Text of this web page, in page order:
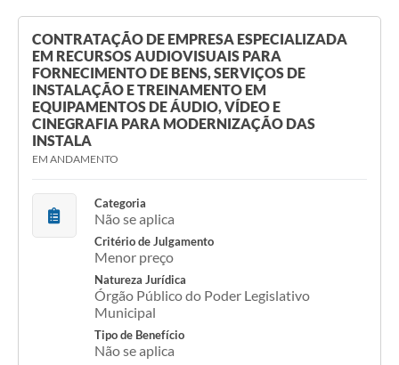
CONTRATAÇÃO DE EMPRESA ESPECIALIZADA
EM RECURSOS AUDIOVISUAIS PARA
FORNECIMENTO DE BENS, SERVIÇOS DE
INSTALAÇÃO E TREINAMENTO EM
EQUIPAMENTOS DE ÁUDIO, VÍDEO E
CINEGRAFIA PARA MODERNIZAÇÃO DAS
INSTALA
EM ANDAMENTO
Categoria
Não se aplica
Critério de Julgamento
Menor preço
Natureza Jurídica
Órgão Público do Poder Legislativo
Municipal
Tipo de Benefício
Não se aplica